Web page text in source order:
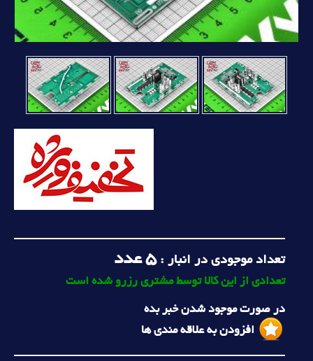
تعداد موجودی در انبار :5 عدد
تعدادی از این کالا توسط مشتری رزرو شده است
در صورت موجود شدن خبر بده
افزودن به علاقه مندی ها